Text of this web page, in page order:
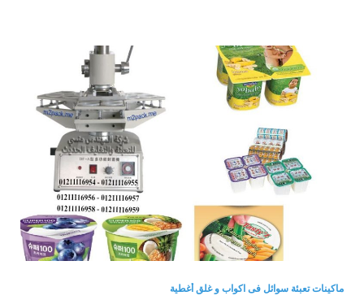
ماكينات تعبئة سوائل فى اكواب و غلق أغطية